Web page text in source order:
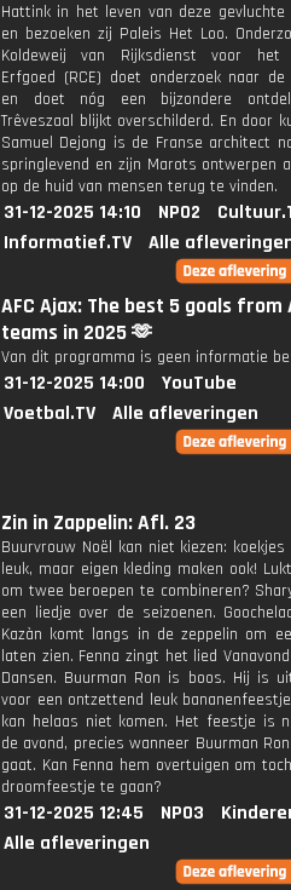
Hattink in het leven van deze gevluchte
en bezoeken zij Paleis Het Loo.
Koldeweij van Rijksdienst voor het
Erfgoed (RCE) doet onderzoek naar
en doet nóg een bijzondere
Trêveszaal blijkt overschilderd. En door
Samuel Dejong is de Franse architect
springlevend en zijn Marots ontwerpen
op de huid van mensen terug te vinden.
31-12-2025 14:10 NPO2
Informatief.TV
Alle
AFC Ajax: The best 5 goals from
teams in 2025 🫶
Van dit programma is geen informatie
31-12-2025 14:00
YouTube
Voetbal.TV
Alle afleveringen
Zin in Zappelin: Afl. 23
Buurvrouw Noël kan niet kiezen:
leuk, maar eigen kleding maken ook!
om twee beroepen te combineren?
een liedje over de seizoenen.
Kazàn komt langs in de zeppelin om
laten zien. Fenna zingt het lied
Dansen. Buurman Ron is boos. Hij is
voor een ontzettend leuk
kan helaas niet komen. Het feestje is
de avond, precies wanneer Buurman
gaat. Kan Fenna hem overtuigen om
droomfeestje te gaan?
31-12-2025 12:45 NPO3
Alle afleveringen